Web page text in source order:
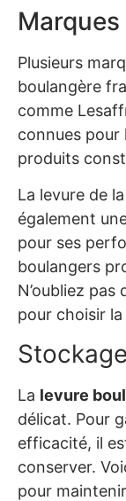
Plusieurs
boulangère
comme
connues pour
produits
La levure de
également
pour ses
boulangers
N’oubliez
pour choisir
La levure
délicat. Pour
efficacité, il
conserver.
pour